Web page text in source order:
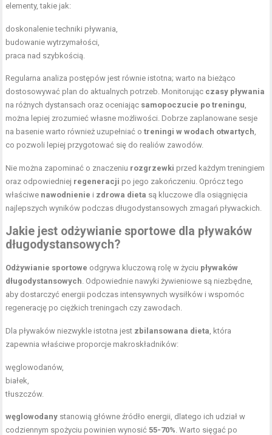
elementy, takie jak:
doskonalenie techniki pływania,
budowanie wytrzymałości,
praca nad szybkością.
Regularna analiza postępów jest równie istotna; warto na bieżąco
dostosowywać plan do aktualnych potrzeb. Monitorując czasy pływania
na różnych dystansach oraz oceniając samopoczucie po treningu
można lepiej zrozumieć własne możliwości. Dobrze zaplanowane sesje
na basenie warto również uzupełniać otreningi w wodach otwartych
co pozwoli lepiej przygotować się do realiów zawodów.
Nie można zapominać o znaczeniu rozgrzewki przed każdym treningiem
oraz odpowiedniej regeneracji po jego zakończeniu. Oprócz tego
właściwe nawodnienie i zdrowa dieta są kluczowe dla osiągnięcia
najlepszych wyników podczas długodystansowych zmagań pływackich.
Jakie jest odżywianie sportowe dla pływaków
długodystansowych?
Odżywianie sportowe odgrywa kluczową rolę w życiu pływaków
długodystansowych . Odpowiednie nawyki żywieniowe są niezbędne,
aby dostarczyć energii podczas intensywnych wysiłków i wspomóc
regenerację po ciężkich treningach czy zawodach.
Dla pływaków niezwykle istotna jest zbilansowana dieta , która
zapewnia właściwe proporcje makroskładników:
węglowodanów,
białek,
tłuszczów.
węglowodany stanowią główne źródło energii, dlatego ich udział w
codziennym spożyciu powinien wynosić55-70% . Warto sięgać po